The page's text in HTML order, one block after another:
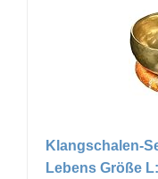
Klangschalen-
Lebens Größe